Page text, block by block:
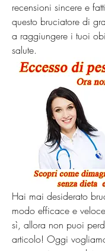
recensioni sincere e
questo bruciatore di
a raggiungere i tuoi
salute.
Hai mai desiderato
modo efficace e
sì, allora non puoi
articolo! Oggi